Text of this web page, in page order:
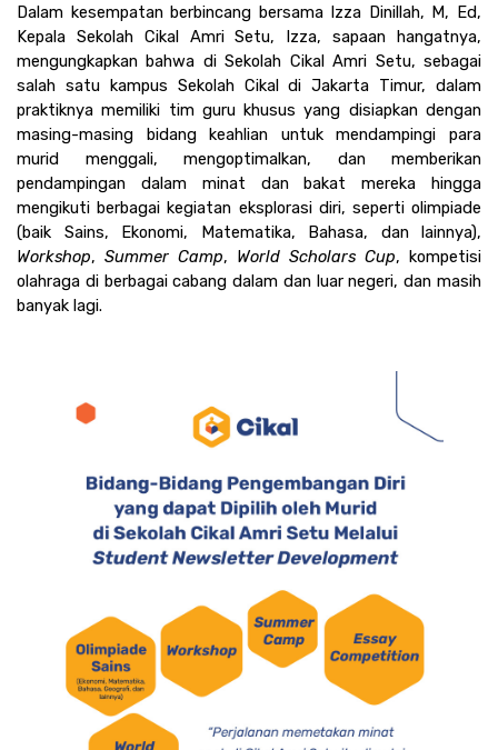
Dalam kesempatan berbincang bersama Izza Dinillah, M, Ed,
Kepala Sekolah Cikal Amri Setu, Izza, sapaan hangatnya,
mengungkapkan bahwa di Sekolah Cikal Amri Setu, sebagai
salah satu kampus Sekolah Cikal di Jakarta Timur, dalam
praktiknya memiliki tim guru khusus yang disiapkan dengan
masing-masing bidang keahlian untuk mendampingi para
murid menggali, mengoptimalkan, dan memberikan
pendampingan dalam minat dan bakat mereka hingga
mengikuti berbagai kegiatan eksplorasi diri, seperti olimpiade
Workshop, Summer Camp, World Scholars Cup, kompetisi
olahraga di berbagai cabang dalam dan luar negeri, dan masih
banyak lagi.